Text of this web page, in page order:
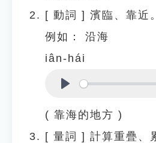
[ 動詞 ] 濱臨、靠近。
例如：
沿海
iân-hái
( 靠海的地方 )
[ 量詞 ] 計算重疊、